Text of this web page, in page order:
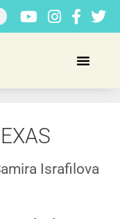
Israfilova